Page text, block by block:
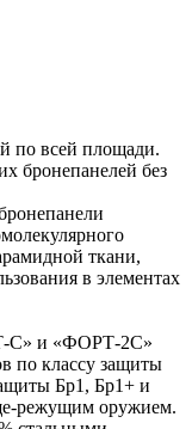
по всей площади.
бронепанелей без
ткани,
в элементах
С» и «ФОРТ-2С»
по классу защиты
Бр1, Бр1+ и
режущим оружием.